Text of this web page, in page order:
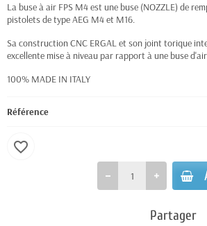
La buse à air FPS M4 est une buse (NOZZLE) de
pistolets de type AEG M4 et M16.
Sa construction CNC ERGAL et son joint torique
excellente mise à niveau par rapport à une buse
100% MADE IN ITALY
Référence
favorite_border
Partager